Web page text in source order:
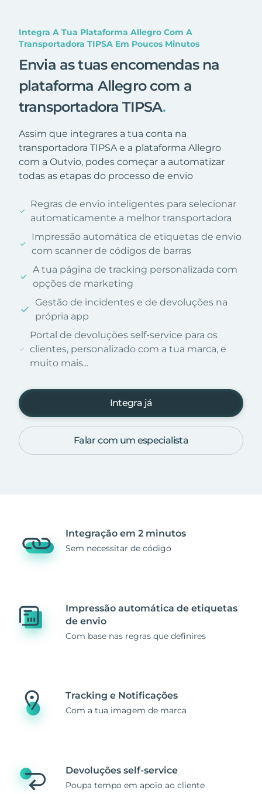
Integra A Tua Plataforma Allegro Com A
Transportadora TIPSA Em Poucos Minutos
Envia as tuas encomendas na
plataforma Allegro com a
transportadora TIPSA.
Assim que integrares a tua conta na
transportadora TIPSA e a plataforma Allegro
com a Outvio, podes começar a automatizar
todas as etapas do processo de envio
Regras de envio inteligentes para selecionar
automaticamente a melhor transportadora
Impressão automática de etiquetas de envio
com scanner de códigos de barras
A tua página de tracking personalizada com
opções de marketing
Gestão de incidentes e de devoluções na
própria app
Portal de devoluções self-service para os
clientes, personalizado com a tua marca, e
muito mais...
Integra já
Falar com um especialista
Integração em 2 minutos
Sem necessitar de código
Impressão automática de etiquetas
de envio
Com base nas regras que definires
Tracking e Notificações
Com a tua imagem de marca
Devoluções self-service
Poupa tempo em apoio ao cliente